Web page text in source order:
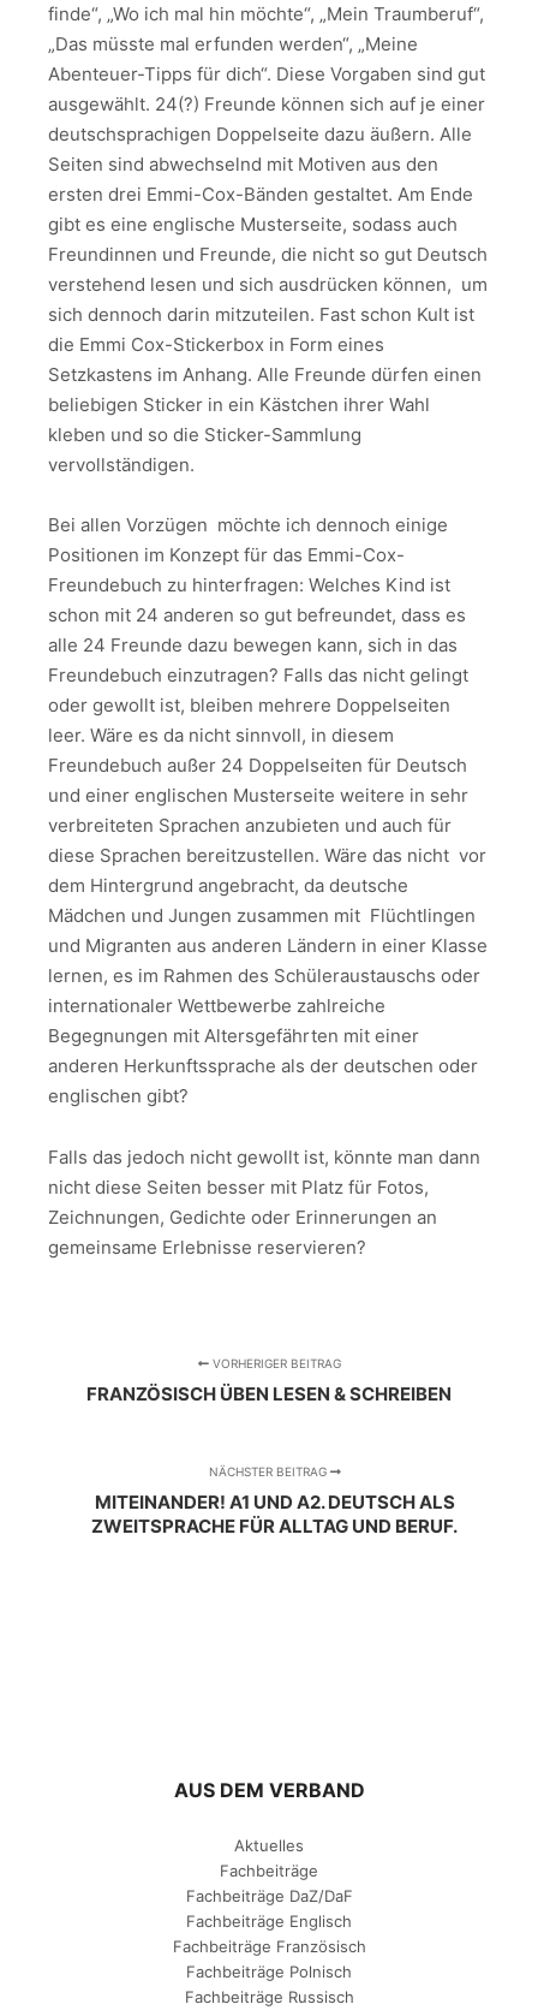
finde“, „Wo ich mal hin möchte“, „Mein Traumberuf“,
„Das müsste mal erfunden werden“, „Meine
Abenteuer-Tipps für dich“. Diese Vorgaben sind gut
ausgewählt. 24(?) Freunde können sich auf je einer
deutschsprachigen Doppelseite dazu äußern. Alle
Seiten sind abwechselnd mit Motiven aus den
ersten drei Emmi-Cox-Bänden gestaltet. Am Ende
gibt es eine englische Musterseite, sodass auch
Freundinnen und Freunde, die nicht so gut Deutsch
verstehend lesen und sich ausdrücken können, um
sich dennoch darin mitzuteilen. Fast schon Kult ist
die Emmi Cox-Stickerbox in Form eines
Setzkastens im Anhang. Alle Freunde dürfen einen
beliebigen Sticker in ein Kästchen ihrer Wahl
kleben und so die Sticker-Sammlung
vervollständigen.
Bei allen Vorzügen möchte ich dennoch einige
Positionen im Konzept für das Emmi-Cox-
Freundebuch zu hinterfragen: Welches Kind ist
schon mit 24 anderen so gut befreundet, dass es
alle 24 Freunde dazu bewegen kann, sich in das
Freundebuch einzutragen? Falls das nicht gelingt
oder gewollt ist, bleiben mehrere Doppelseiten
leer. Wäre es da nicht sinnvoll, in diesem
Freundebuch außer 24 Doppelseiten für Deutsch
und einer englischen Musterseite weitere in sehr
verbreiteten Sprachen anzubieten und auch für
diese Sprachen bereitzustellen. Wäre das nicht vor
dem Hintergrund angebracht, da deutsche
Mädchen und Jungen zusammen mit Flüchtlingen
und Migranten aus anderen Ländern in einer Klasse
lernen, es im Rahmen des Schüleraustauschs oder
internationaler Wettbewerbe zahlreiche
Begegnungen mit Altersgefährten mit einer
anderen Herkunftssprache als der deutschen oder
englischen gibt?
Falls das jedoch nicht gewollt ist, könnte man dann
nicht diese Seiten besser mit Platz für Fotos,
Zeichnungen, Gedichte oder Erinnerungen an
gemeinsame Erlebnisse reservieren?
VORHERIGER BEITRAG
FRANZÖSISCH ÜBEN LESEN & SCHREIBEN
NÄCHSTER BEITRAG
MITEINANDER! A1 UND A2. DEUTSCH ALS
ZWEITSPRACHE FÜR ALLTAG UND BERUF.
AUS DEM VERBAND
Aktuelles
Fachbeiträge
Fachbeiträge DaZ/DaF
Fachbeiträge Englisch
Fachbeiträge Französisch
Fachbeiträge Polnisch
Fachbeiträge Russisch